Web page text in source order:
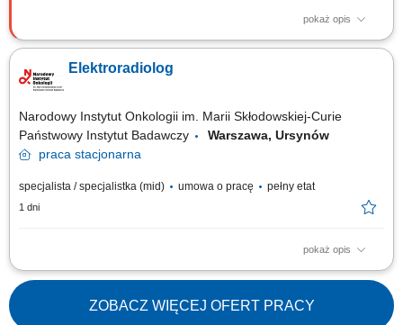
pokaż opis
Zakres obowiązków: Wykonywanie badań RTG w Pracowni
diagnostycznych i zabiegowych. Obsługa specjalistycznej aparatury
diagnostycznej. Dbanie o przestrzeganie zasad bezpieczeństwa i
Elektroradiolog
Narodowy Instytut Onkologii im. Marii Skłodowskiej-Curie
Państwowy Instytut Badawczy
Warszawa, Ursynów
praca stacjonarna
specjalista / specjalistka (mid) umowa o pracę pełny etat
1 dni
pokaż opis
Do zadań na ww. stanowisku należeć będzie między innymi:
Przygotowywanie pacjentów do leczenia z wykorzystaniem radioterapii,
wykonywanie procedur związanych z planowaniem i realizacją
radioterapii, w tym badań TK i MR do planowania leczenia, wyznaczanie i
ZOBACZ WIĘCEJ OFERT PRACY